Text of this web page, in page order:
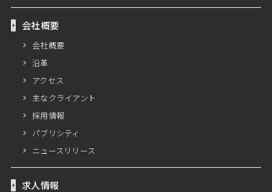
会社概要
会社概要
沿革
アクセス
主なクライアント
採用情報
パブリシティ
ニュースリリース
求人情報